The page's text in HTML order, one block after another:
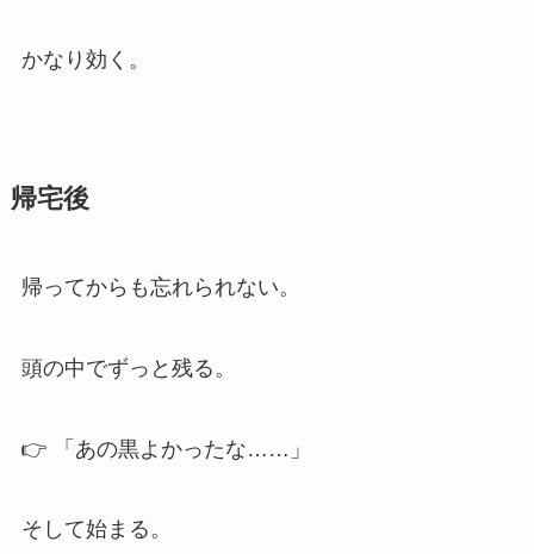
かなり効く。
帰宅後
帰ってからも忘れられない。
頭の中でずっと残る。
👉 「あの黒よかったな……」
そして始まる。